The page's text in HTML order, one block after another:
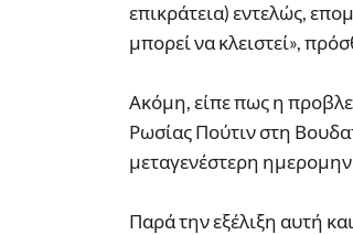
επικράτεια) εντελώς,
μπορεί να κλειστεί»,
Ακόμη, είπε πως η
Ρωσίας Πούτιν στη
μεταγενέστερη
Παρά την εξέλιξη αυτή